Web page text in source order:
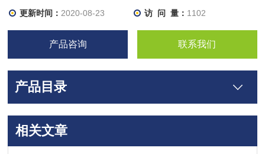
更新时间： 2020-08-23 访 问 量： 1102
产品咨询 联系我们
产品目录
相关文章